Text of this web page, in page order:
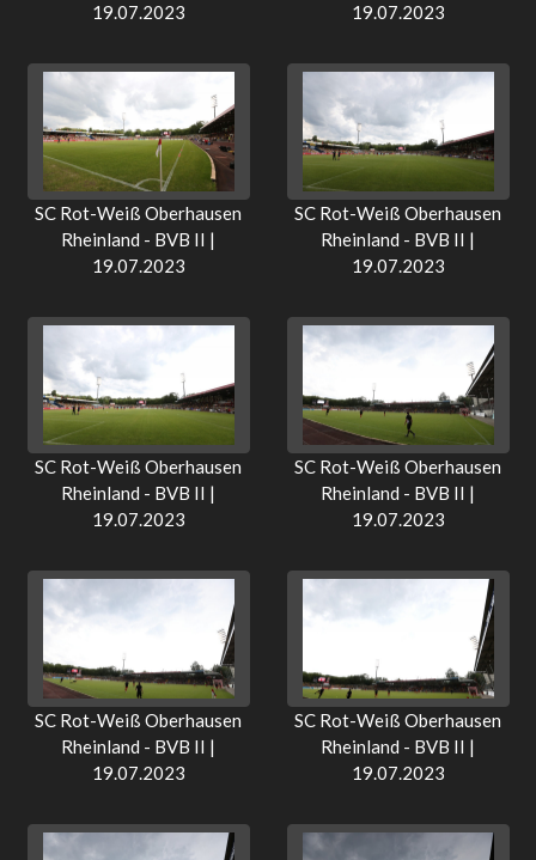
19.07.2023
19.07.2023
SC Rot-Weiß Oberhausen
Rheinland - BVB II |
19.07.2023
SC Rot-Weiß Oberhausen
Rheinland - BVB II |
19.07.2023
SC Rot-Weiß Oberhausen
Rheinland - BVB II |
19.07.2023
SC Rot-Weiß Oberhausen
Rheinland - BVB II |
19.07.2023
SC Rot-Weiß Oberhausen
Rheinland - BVB II |
19.07.2023
SC Rot-Weiß Oberhausen
Rheinland - BVB II |
19.07.2023